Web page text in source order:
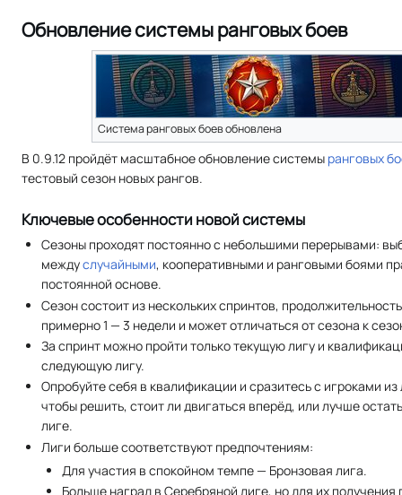
Обновление системы ранговых боев
Система ранговых боев обновлена
В 0.9.12 пройдёт масштабное обновление системы ранговых
тестовый сезон новых рангов.
Ключевые особенности новой системы
Сезоны проходят постоянно с небольшими перерывами:
междуслучайными, кооперативными и ранговыми боями
постоянной основе.
Сезон состоит из нескольких спринтов,
примерно 1 — 3 недели и может отличаться от сезона к
За спринт можно пройти только текущую лигу и
следующую лигу.
Опробуйте себя в квалификации и сразитесь с игроками
чтобы решить, стоит ли двигаться вперёд, или лучше
лиге.
Лиги больше соответствуют предпочтениям:
Для участия в спокойном темпе — Бронзовая лига.
Больше наград в Серебряной лиге, но для их получения